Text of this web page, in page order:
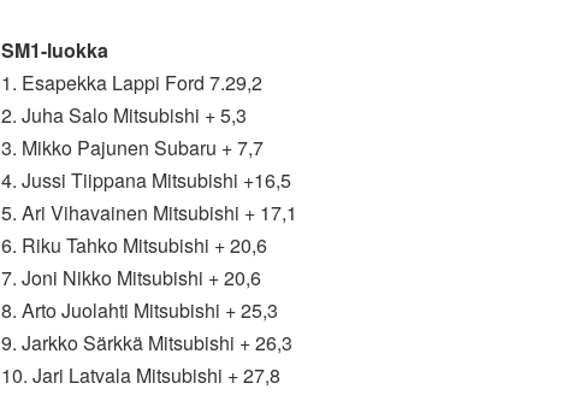
SM1-luokka
1. Esapekka Lappi Ford 7.29,2
2. Juha Salo Mitsubishi + 5,3
3. Mikko Pajunen Subaru + 7,7
4. Jussi Tiippana Mitsubishi +16,5
5. Ari Vihavainen Mitsubishi + 17,1
6. Riku Tahko Mitsubishi + 20,6
7. Joni Nikko Mitsubishi + 20,6
8. Arto Juolahti Mitsubishi + 25,3
9. Jarkko Särkkä Mitsubishi + 26,3
10. Jari Latvala Mitsubishi + 27,8